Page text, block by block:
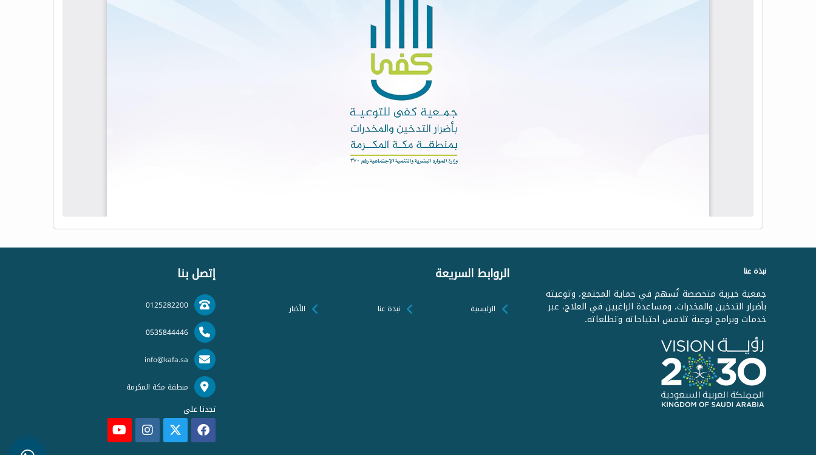
نبذة عنا
جمعية خيرية متخصصة تُسهم في حماية المجتمع، وتوعيته
بأضرار التدخين والمخدرات، ومساعدة الراغبين في العلاج، عبر
خدمات وبرامج نوعية تلامس احتياجاته وتطلعاته.
الروابط السريعة
الرئيسية نبذة عنا الأخبار
إتصل بنا
0125282200
0535844446
info@kafa.sa
منطقة مكة المكرمة
تجدنا على